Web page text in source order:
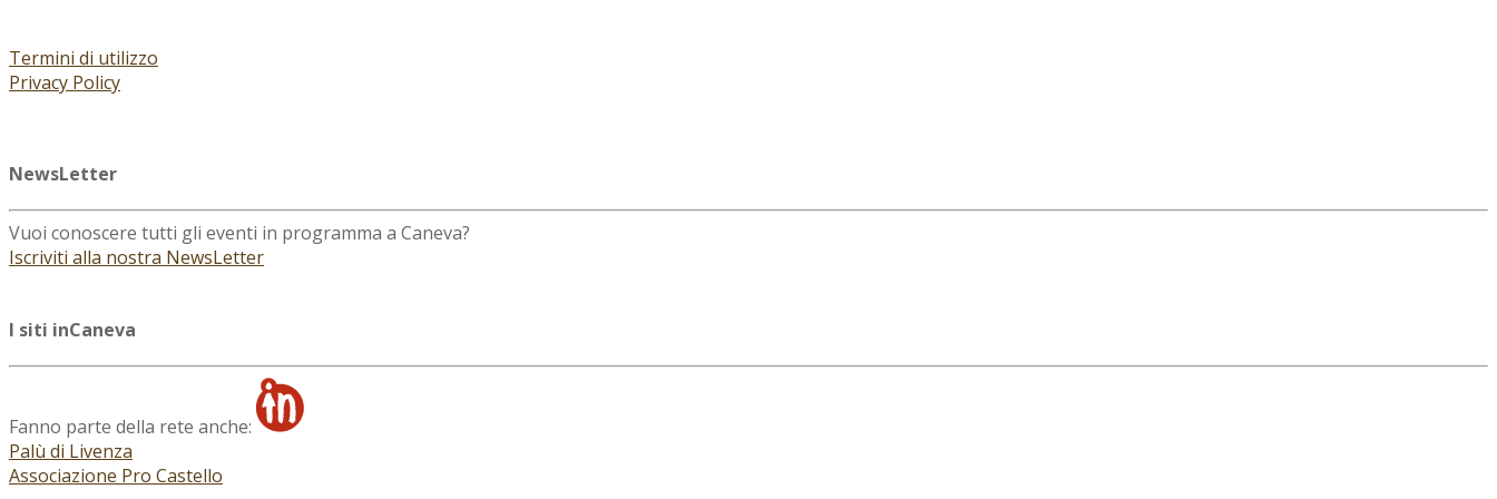
Termini di utilizzo
Privacy Policy
NewsLetter
Vuoi conoscere tutti gli eventi in programma a Caneva?
Iscriviti alla nostra NewsLetter
I siti inCaneva
Fanno parte della rete anche:
Palù di Livenza
Associazione Pro Castello